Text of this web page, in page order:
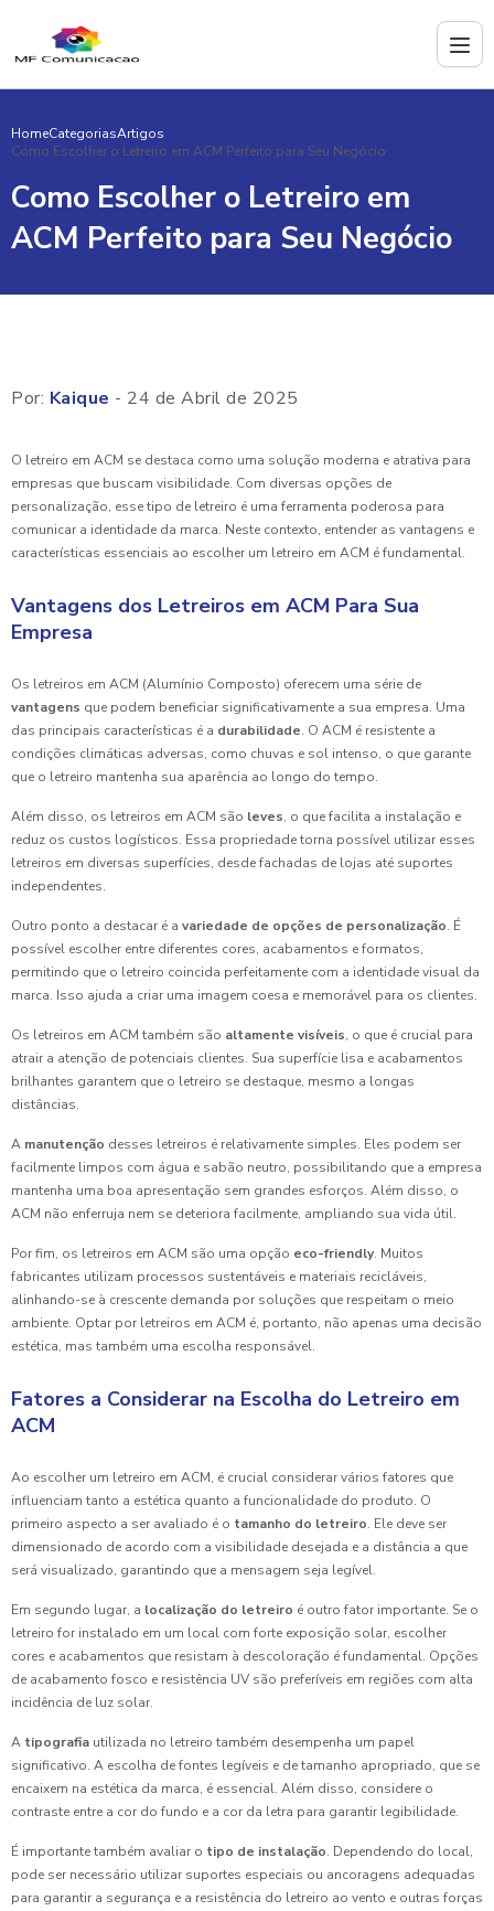
HomeCategoriasArtigos
Como Escolher o Letreiro em ACM Perfeito para Seu Negócio
Como Escolher o Letreiro em
ACM Perfeito para Seu Negócio
Por: Kaique - 24 de Abril de 2025
O letreiro em ACM se destaca como uma solução moderna e atrativa para
empresas que buscam visibilidade. Com diversas opções de
personalização, esse tipo de letreiro é uma ferramenta poderosa para
comunicar a identidade da marca. Neste contexto, entender as vantagens e
características essenciais ao escolher um letreiro em ACM é fundamental.
Vantagens dos Letreiros em ACM Para Sua
Empresa
Os letreiros em ACM (Alumínio Composto) oferecem uma série de
vantagens que podem beneficiar significativamente a sua empresa. Uma
das principais características é a durabilidade. O ACM é resistente a
condições climáticas adversas, como chuvas e sol intenso, o que garante
que o letreiro mantenha sua aparência ao longo do tempo.
Além disso, os letreiros em ACM são leves, o que facilita a instalação e
reduz os custos logísticos. Essa propriedade torna possível utilizar esses
letreiros em diversas superfícies, desde fachadas de lojas até suportes
independentes.
Outro ponto a destacar é a variedade de opções de personalização. É
possível escolher entre diferentes cores, acabamentos e formatos,
permitindo que o letreiro coincida perfeitamente com a identidade visual da
marca. Isso ajuda a criar uma imagem coesa e memorável para os clientes.
Os letreiros em ACM também são altamente visíveis, o que é crucial para
atrair a atenção de potenciais clientes. Sua superfície lisa e acabamentos
brilhantes garantem que o letreiro se destaque, mesmo a longas
distâncias.
A manutenção desses letreiros é relativamente simples. Eles podem ser
facilmente limpos com água e sabão neutro, possibilitando que a empresa
mantenha uma boa apresentação sem grandes esforços. Além disso, o
ACM não enferruja nem se deteriora facilmente, ampliando sua vida útil.
Por fim, os letreiros em ACM são uma opção eco-friendly. Muitos
fabricantes utilizam processos sustentáveis e materiais recicláveis,
alinhando-se à crescente demanda por soluções que respeitam o meio
ambiente. Optar por letreiros em ACM é, portanto, não apenas uma decisão
estética, mas também uma escolha responsável.
Fatores a Considerar na Escolha do Letreiro em
ACM
Ao escolher um letreiro em ACM, é crucial considerar vários fatores que
influenciam tanto a estética quanto a funcionalidade do produto. O
primeiro aspecto a ser avaliado é o tamanho do letreiro. Ele deve ser
dimensionado de acordo com a visibilidade desejada e a distância a que
será visualizado, garantindo que a mensagem seja legível.
Em segundo lugar, a localização do letreiro é outro fator importante. Se o
letreiro for instalado em um local com forte exposição solar, escolher
cores e acabamentos que resistam à descoloração é fundamental. Opções
de acabamento fosco e resistência UV são preferíveis em regiões com alta
incidência de luz solar.
A tipografia utilizada no letreiro também desempenha um papel
significativo. A escolha de fontes legíveis e de tamanho apropriado, que se
encaixem na estética da marca, é essencial. Além disso, considere o
contraste entre a cor do fundo e a cor da letra para garantir legibilidade.
É importante também avaliar o tipo de instalação. Dependendo do local,
pode ser necessário utilizar suportes especiais ou ancoragens adequadas
para garantir a segurança e a resistência do letreiro ao vento e outras forças